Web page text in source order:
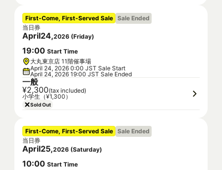
First-Come, First-Served Sale Sale Ended
当日券
April24,2026 (Friday)
19:00 Start Time
大丸東京店 11階催事場
April 24, 2026 0:00 JST Sale Start
April 24, 2026 19:00 JST Sale Ended
一般
¥2,300(tax included)
小学生（¥1,300）
Sold Out
First-Come, First-Served Sale Sale Ended
当日券
April25,2026 (Saturday)
10:00 Start Time